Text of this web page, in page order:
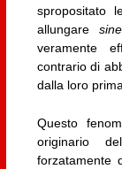
spropositato
allungare
veramente
contrario di
dalla loro
Questo
originario
forzatamente